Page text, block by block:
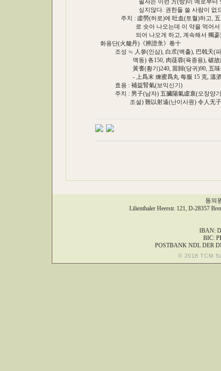
필자는 이런 方(방)이 예로부터 있었
싶지않다. 권한들 쓸 사람이 없으니
주치 : 虛勞(허로)에 吐血(토혈)하고, 五
로 솟아 나오는데 이 약을 먹어서 瘀
되어 나오게 하고, 계속해서 獨蔘湯(
화용단(火龍丹)《辨證彔》卷十
조성 ≒ 人參(인삼), 白朮(백출), 巴戟天(파
맥동) 各150, 肉蓗蓉(육종용), 破故紙(
黃耆(황기)240, 當歸(당귀)90, 五味子
- 上爲末 煉蜜爲丸 每服 15 克, 溫酒送
효용 : 補益腎氣(보익신기)
주치 : 男子(남자) 五臟陽氣虛衰(오장양기
조설) 難以射遠(난이사원) 令人无子(
동의
Lilienthaler Heerstr. 121, D-28357
IBAN:
BIC:
POSTBANK NDL DER
© 2018 TCM